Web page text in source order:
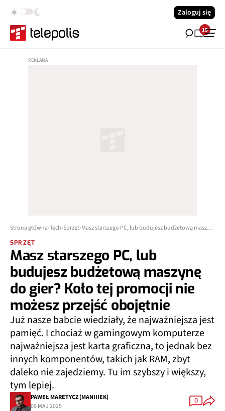
Zaloguj się
15
Strona główna Tech Sprzęt Masz starszego PC, lub budujesz budżetową maszynę do gier? Koło tej promocji nie możesz przejść obojętnie
SPRZĘT
Masz starszego PC, lub
budujesz budżetową maszynę
do gier? Koło tej promocji nie
możesz przejść obojętnie
Już nasze babcie wiedziały, że najważniejsza jest
pamięć. I chociaż w gamingowym komputerze
najważniejsza jest karta graficzna, to jednak bez
innych komponentów, takich jak RAM, zbyt
daleko nie zajedziemy. Tu im szybszy i większy,
tym lepiej.
PAWEŁ MARETYCZ (MANIIIEK)
09 MAJ 2025
0